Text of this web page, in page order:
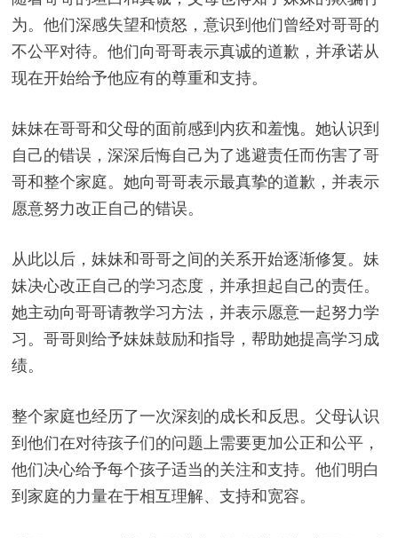
为。他们深感失望和愤怒，意识到他们曾经对哥哥的
不公平对待。他们向哥哥表示真诚的道歉，并承诺从
现在开始给予他应有的尊重和支持。
妹妹在哥哥和父母的面前感到内疚和羞愧。她认识到
自己的错误，深深后悔自己为了逃避责任而伤害了哥
哥和整个家庭。她向哥哥表示最真挚的道歉，并表示
愿意努力改正自己的错误。
从此以后，妹妹和哥哥之间的关系开始逐渐修复。妹
妹决心改正自己的学习态度，并承担起自己的责任。
她主动向哥哥请教学习方法，并表示愿意一起努力学
习。哥哥则给予妹妹鼓励和指导，帮助她提高学习成
绩。
整个家庭也经历了一次深刻的成长和反思。父母认识
到他们在对待孩子们的问题上需要更加公正和公平，
他们决心给予每个孩子适当的关注和支持。他们明白
到家庭的力量在于相互理解、支持和宽容。